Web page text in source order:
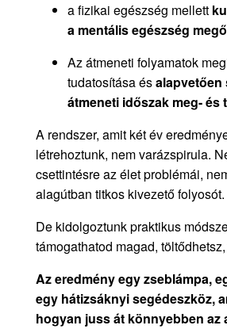
a fizikai egészség mellett
a mentális egészség
Az átmeneti folyamatok
tudatosítása ésalapvetően
átmeneti időszak meg- és
A rendszer, amit két év
létrehoztunk, nem varázspirula.
csettintésre az élet problémái,
alagútban titkos kivezető folyosót.
De kidolgoztunk praktikus
támogathatod magad,
Az eredmény egy zseblámpa,
egy hátizsáknyi segédeszköz,
hogyan juss át könnyebben az